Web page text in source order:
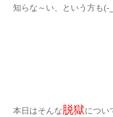
知らな～い、という方も(-
本日はそんな脱獄につい